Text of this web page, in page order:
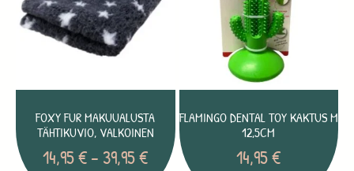
FOXY FUR MAKUUALUSTA
TÄHTIKUVIO, VALKOINEN
14,95€– 39,95€
FLAMINGO DENTAL TOY KAKTUS M
12,5CM
14,95€